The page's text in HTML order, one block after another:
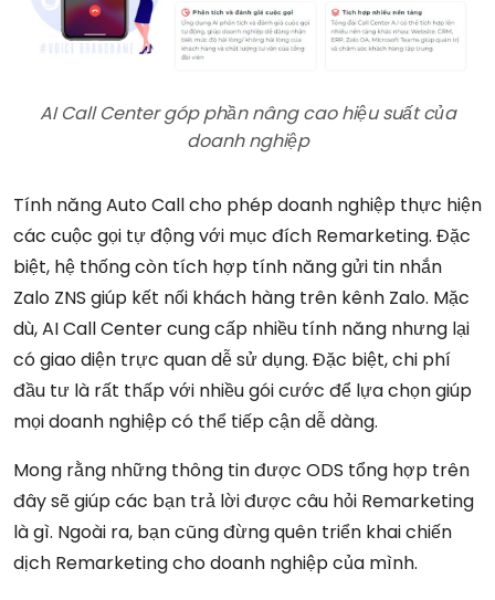
AI Call Center góp phần nâng cao hiệu suất của
doanh nghiệp
Tính năng Auto Call cho phép doanh nghiệp thực hiện
các cuộc gọi tự động với mục đích Remarketing. Đặc
biệt, hệ thống còn tích hợp tính năng gửi tin nhắn
Zalo ZNS giúp kết nối khách hàng trên kênh Zalo. Mặc
dù, AI Call Center cung cấp nhiều tính năng nhưng lại
có giao diện trực quan dễ sử dụng. Đặc biệt, chi phí
đầu tư là rất thấp với nhiều gói cước để lựa chọn giúp
mọi doanh nghiệp có thể tiếp cận dễ dàng.
Mong rằng những thông tin được ODS tổng hợp trên
đây sẽ giúp các bạn trả lời được câu hỏi Remarketing
là gì. Ngoài ra, bạn cũng đừng quên triển khai chiến
dịch Remarketing cho doanh nghiệp của mình.